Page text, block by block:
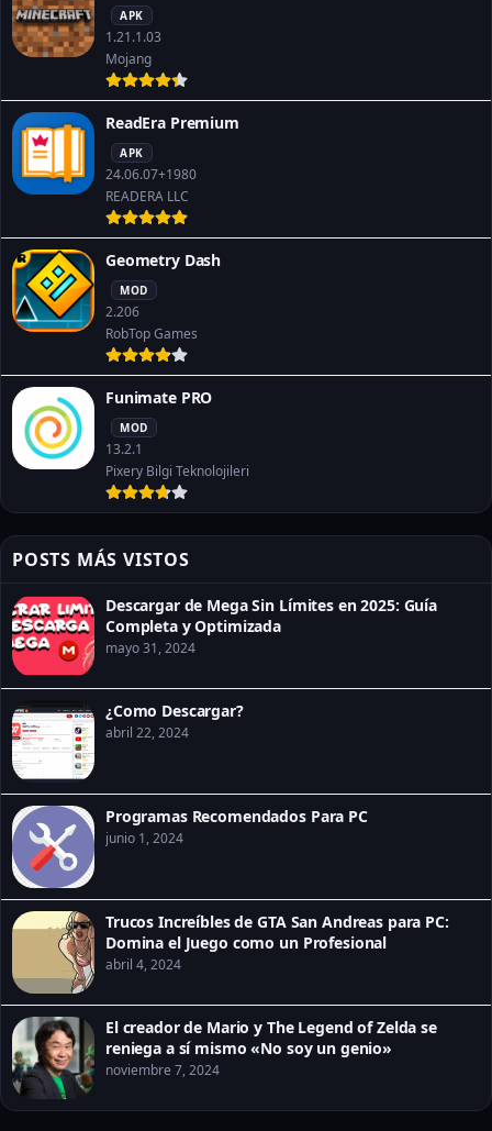
APK
1.21.1.03
Mojang
ReadEra Premium
APK
24.06.07+1980
READERA LLC
Geometry Dash
MOD
2.206
RobTop Games
Funimate PRO
MOD
13.2.1
Pixery Bilgi Teknolojileri
POSTS MÁS VISTOS
Descargar de Mega Sin Límites en 2025: Guía
Completa y Optimizada
mayo 31, 2024
¿Como Descargar?
abril 22, 2024
Programas Recomendados Para PC
junio 1, 2024
Trucos Increíbles de GTA San Andreas para PC:
Domina el Juego como un Profesional
abril 4, 2024
El creador de Mario y The Legend of Zelda se
reniega a sí mismo «No soy un genio»
noviembre 7, 2024